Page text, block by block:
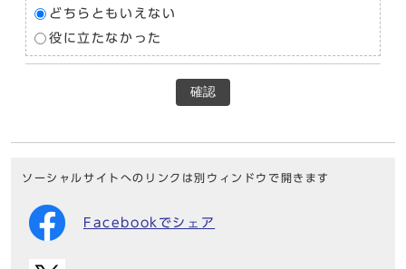
どちらともいえない
役に立たなかった
確認
ソーシャルサイトへのリンクは別ウィンドウで開きます
Facebookでシェア